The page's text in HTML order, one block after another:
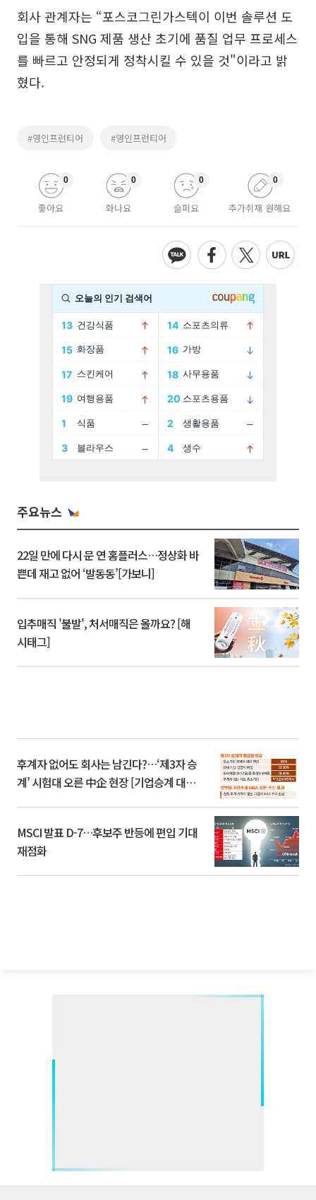
회사 관계자는 “포스코그린가스텍이 이번 솔루션 도
입을 통해 SNG 제품 생산 초기에 품질 업무 프로세스
를 빠르고 안정되게 정착시킬 수 있을 것"이라고 밝
혔다.
#영인프런티어 #영인프런티어
좋아요
0
화나요
0
슬퍼요
0
추가취재 원해요
0
주요뉴스
22일 만에 다시 문 연 홈플러스…정상화 바
쁜데 재고 없어 ‘발동동’[가보니]
입추매직 '불발', 처서매직은 올까요? [해
시태그]
후계자 없어도 회사는 남긴다?…‘제3자 승
계’ 시험대 오른 中企 현장 [기업승계 대전
MSCI 발표 D-7…후보주 반등에 편입 기대
재점화